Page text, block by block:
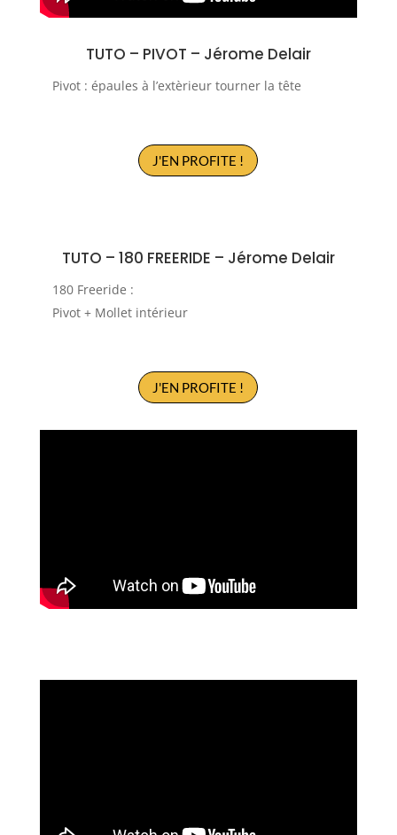
TUTO – PIVOT – Jérome Delair
Pivot : épaules à l’extèrieur tourner la tête
J'EN PROFITE !
TUTO – 180 FREERIDE – Jérome Delair
180 Freeride :
Pivot + Mollet intérieur
J'EN PROFITE !